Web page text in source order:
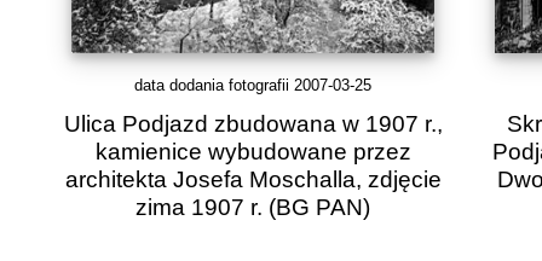
data dodania fotografii 2007-03-25
Ulica Podjazd zbudowana w 1907 r.,
kamienice wybudowane przez
architekta Josefa Moschalla, zdjęcie
zima 1907 r. (BG PAN)